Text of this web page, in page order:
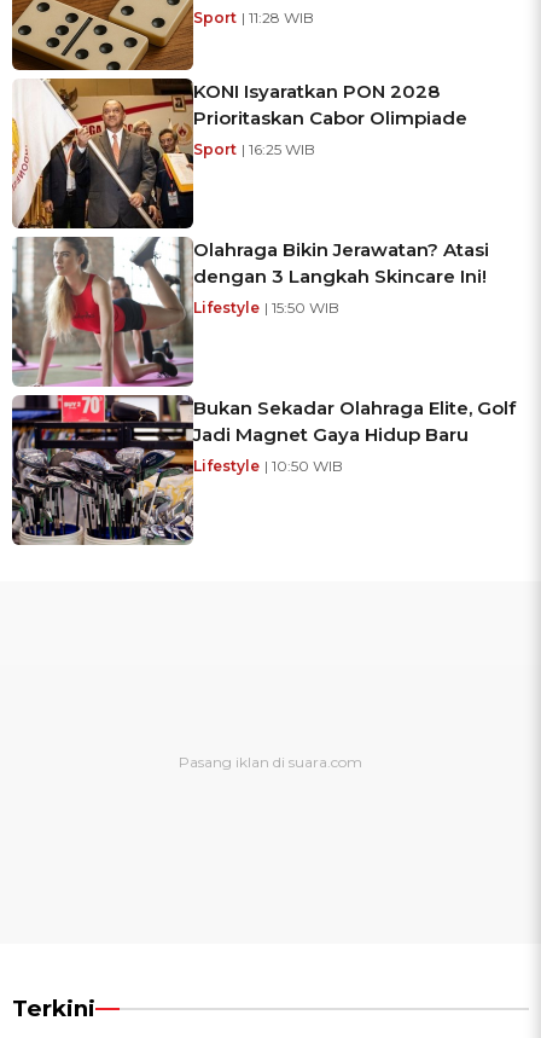
Sport | 11:28 WIB
KONI Isyaratkan PON 2028
Prioritaskan Cabor Olimpiade
Sport | 16:25 WIB
Olahraga Bikin Jerawatan? Atasi
dengan 3 Langkah Skincare Ini!
Lifestyle | 15:50 WIB
Bukan Sekadar Olahraga Elite, Golf
Jadi Magnet Gaya Hidup Baru
Lifestyle | 10:50 WIB
Terkini